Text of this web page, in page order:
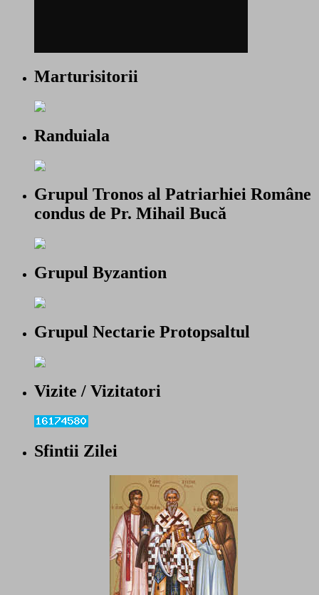
Marturisitorii
Randuiala
Grupul Tronos al Patriarhiei Române
condus de Pr. Mihail Bucă
Grupul Byzantion
Grupul Nectarie Protopsaltul
Vizite / Vizitatori
Sfintii Zilei